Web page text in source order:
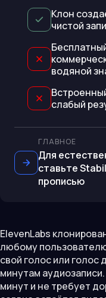
Клон
чистой
водяной
слабый
ГЛАВНОЕ
Для
ставьте
прописью
ElevenLabs
любому
свой голос или голос
минутам
минут и не требует